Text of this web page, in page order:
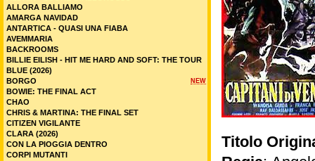
Titolo
ALLORA BALLIAMO
AMARGA NAVIDAD
ANTARTICA - QUASI UNA FIABA
AVEMMARIA
BACKROOMS
BILLIE EILISH - HIT ME HARD AND SOFT: THE TOUR
BLUE (2026)
NEW
BORGO
BOWIE: THE FINAL ACT
CHAO
CHRIS & MARTINA: THE FINAL SET
CITIZEN VIGILANTE
CLARA (2026)
CON LA PIOGGIA DENTRO
CORPI MUTANTI